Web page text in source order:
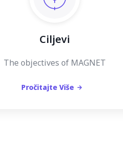
Ciljevi
The objectives of MAGNET
Pročitajte Više